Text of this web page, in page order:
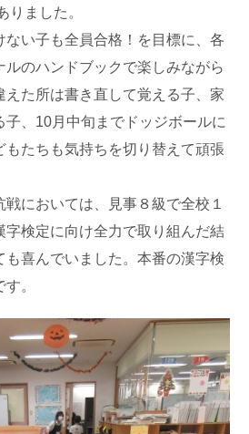
りました。
ない子も全員合格！を目標に、各
ルのハンドブックで楽しみながら
えた所は書き直して覚える子、家
子、10月中旬までドッジボールに
もたちも気持ちを切り替えて頑張
においては、見事８級で全校１
字検定に向け全力で取り組んだ結
も喜んでいました。本番の漢字検
。